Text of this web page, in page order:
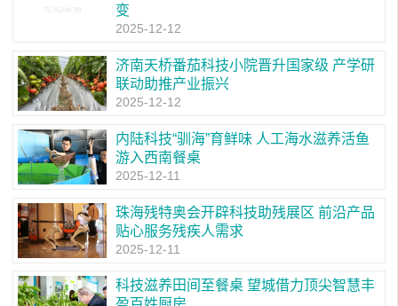
变
2025-12-12
济南天桥番茄科技小院晋升国家级 产学研
联动助推产业振兴
2025-12-12
内陆科技“驯海”育鲜味 人工海水滋养活鱼
游入西南餐桌
2025-12-11
珠海残特奥会开辟科技助残展区 前沿产品
贴心服务残疾人需求
2025-12-11
科技滋养田间至餐桌 望城借力顶尖智慧丰